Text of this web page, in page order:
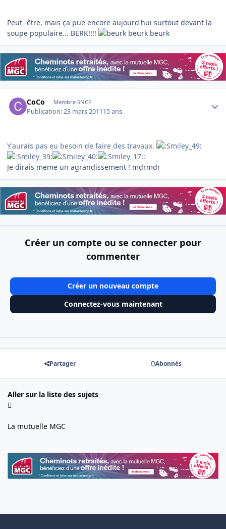
Peut -être, mais ça pue encore aujourd'hui surtout devant la
soupe populaire... BERK!!!!
beurk beurk
CoCo Membre SNCF
Publication:23 mars 201115 ans
Y'aurais pas eu besoin de faire des travaux.
:
Je dirais meme un agrandissement ! mdrmdr
Créer un compte ou se connecter pour
commenter
Créer un nouveau compte
Connectez-vous maintenant
Partager Abonnés
Aller sur la liste des sujets
La mutuelle MGC